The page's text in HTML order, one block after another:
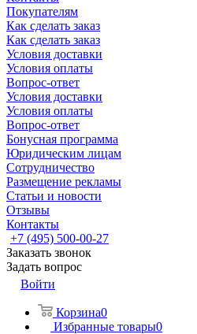
Покупателям
Как сделать заказ
Как сделать заказ
Условия доставки
Условия оплаты
Вопрос-ответ
Условия доставки
Условия оплаты
Вопрос-ответ
Бонусная программа
Юридическим лицам
Сотрудничество
Размещение рекламы
Статьи и новости
Отзывы
Контакты
+7 (495) 500-00-27
Заказать звонок
Задать вопрос
Войти
Корзина0
Избранные товары0